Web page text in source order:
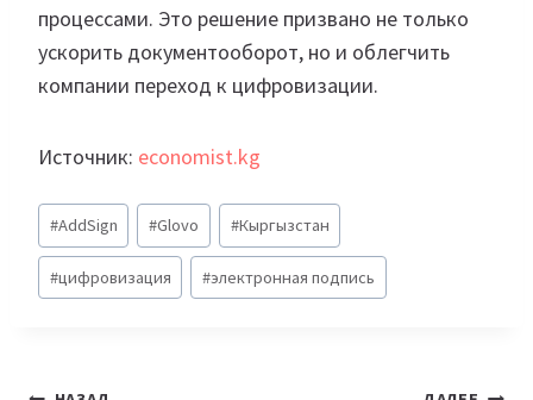
процессами. Это решение призвано не только
ускорить документооборот, но и облегчить
компании переход к цифровизации.
Источник: economist.kg
Метки
записи:
#AddSign #Glovo #Кыргызстан
#цифровизация #электронная подпись